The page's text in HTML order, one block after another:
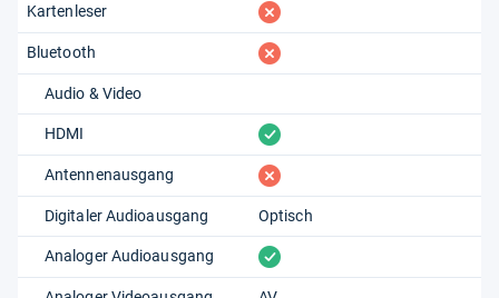
Kartenleser fehlt
Bluetooth fehlt
Audio & Video
HDMI vorhanden
Antennenausgang fehlt
Digitaler Audioausgang Optisch
Analoger Audioausgang vorhanden